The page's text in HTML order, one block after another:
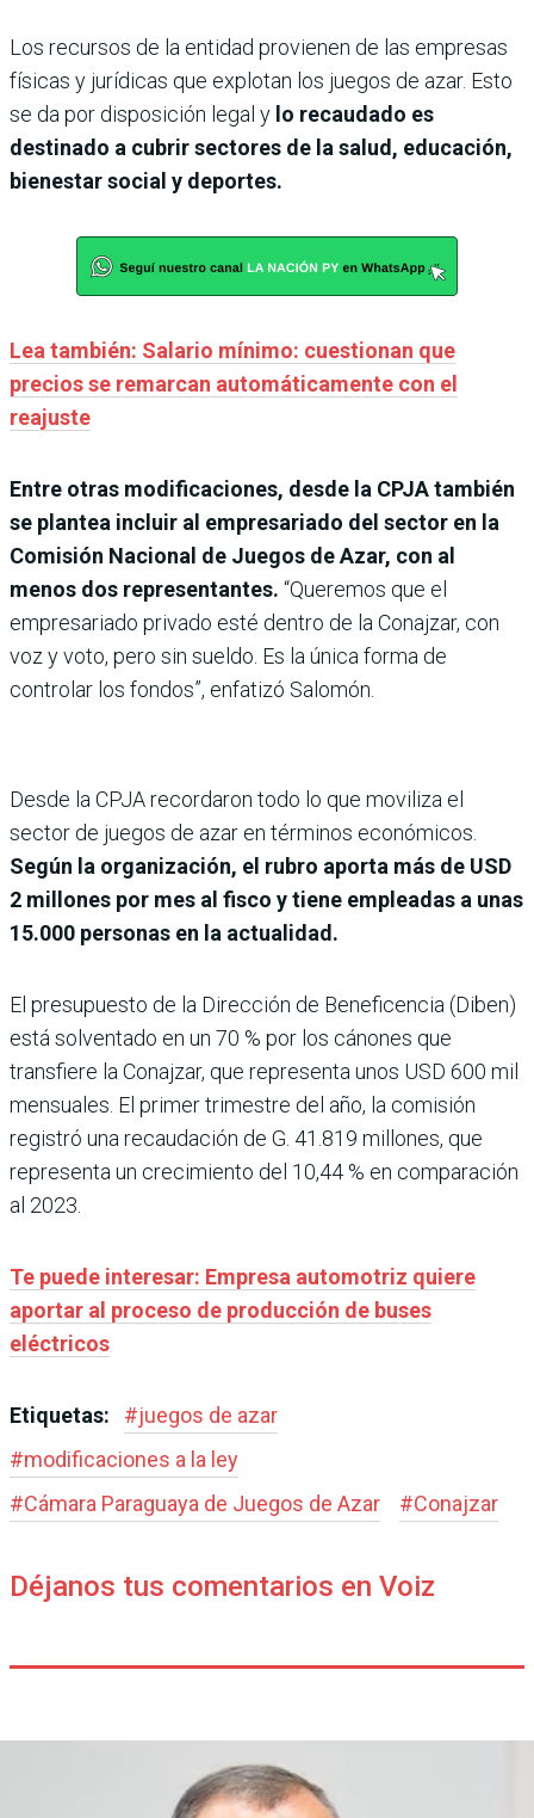
Los recursos de la entidad provienen de las empresas
físicas y jurídicas que explotan los juegos de azar. Esto
se da por disposición legal y lo recaudado es
destinado a cubrir sectores de la salud, educación,
bienestar social y deportes.
Lea también: Salario mínimo: cuestionan que
precios se remarcan automáticamente con el
reajuste
Entre otras modificaciones, desde la CPJA también
se plantea incluir al empresariado del sector en la
Comisión Nacional de Juegos de Azar, con al
menos dos representantes. “Queremos que el
empresariado privado esté dentro de la Conajzar, con
voz y voto, pero sin sueldo. Es la única forma de
controlar los fondos”, enfatizó Salomón.
Desde la CPJA recordaron todo lo que moviliza el
sector de juegos de azar en términos económicos.
Según la organización, el rubro aporta más de USD
2 millones por mes al fisco y tiene empleadas a unas
15.000 personas en la actualidad.
El presupuesto de la Dirección de Beneficencia (Diben)
está solventado en un 70 % por los cánones que
transfiere la Conajzar, que representa unos USD 600 mil
mensuales. El primer trimestre del año, la comisión
registró una recaudación de G. 41.819 millones, que
representa un crecimiento del 10,44 % en comparación
al 2023.
Te puede interesar: Empresa automotriz quiere
aportar al proceso de producción de buses
eléctricos
Etiquetas: #juegos de azar
#modificaciones a la ley
#Cámara Paraguaya de Juegos de Azar #Conajzar
Déjanos tus comentarios en Voiz